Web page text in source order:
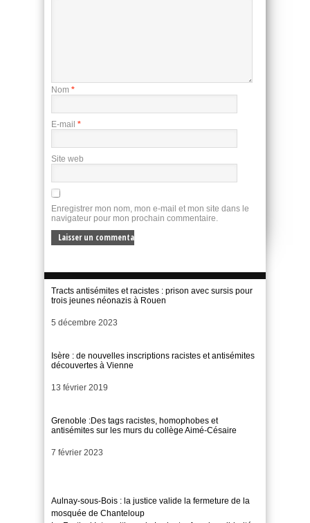
Nom *
E-mail *
Site web
Enregistrer mon nom, mon e-mail et mon site dans le
navigateur pour mon prochain commentaire.
Tracts antisémites et racistes : prison avec sursis pour
trois jeunes néonazis à Rouen
Date
5 décembre 2023
Isère : de nouvelles inscriptions racistes et antisémites
découvertes à Vienne
Date
13 février 2019
Grenoble :Des tags racistes, homophobes et
antisémites sur les murs du collège Aimé-Césaire
Date
7 février 2023
Aulnay-sous-Bois : la justice valide la fermeture de la
mosquée de Chanteloup